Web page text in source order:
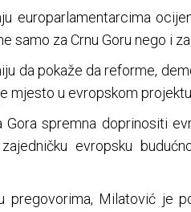
europarlamentarcima
samo za Crnu Goru nego i
da pokaže da reforme,
mjesto u evropskom
Gora spremna doprinositi
evropsku
pregovorima, Milatović je